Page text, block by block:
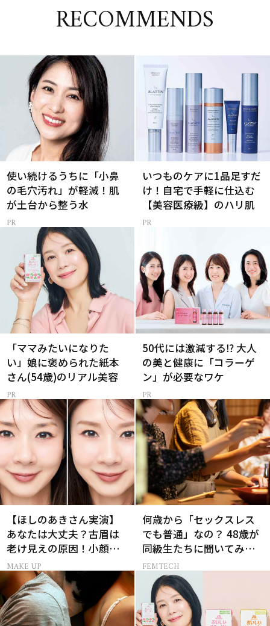
RECOMMENDS
使い続けるうちに「小鼻
の毛穴汚れ」が軽減！肌
が土台から整う水
いつものケアに1品足すだ
け！自宅で手軽に仕込む
【美容医療級】のハリ肌
「ママみたいになりた
い」娘に褒められた紙本
さん(54歳)のリアル美容
50代には激減する⁉ 大人
の美と健康に「コラーゲ
ン」が必要なワケ
【ほしのあきさん実演】
あなたは大丈夫？古眉は
老け見えの原因！小顔と
目元パッチリを叶える美
眉術
MAKE UP
何歳から「セックスレス
でも普通」なの？ 48歳が
同級生たちに聞いてみた
ら…
FEMTECH